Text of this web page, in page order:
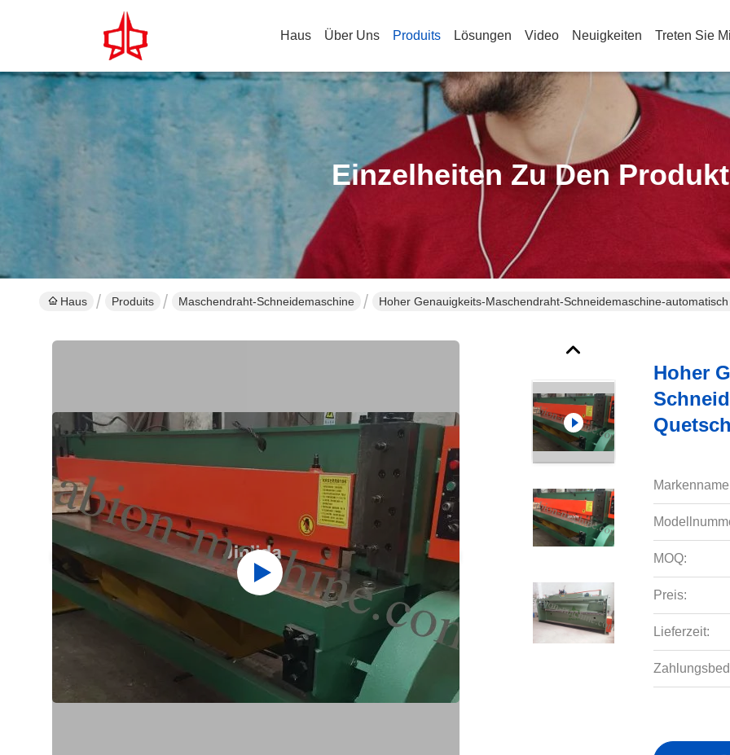
Haus Über Uns Produits Lösungen Video Neuigkeiten Treten Sie
Einzelheiten Zu Den
Haus Produits Maschendraht-Schneidemaschine Hoher Genauigkeits-Maschendraht-Schneidemaschine-
Hoher
MOQ:
Preis:
Lieferzeit: